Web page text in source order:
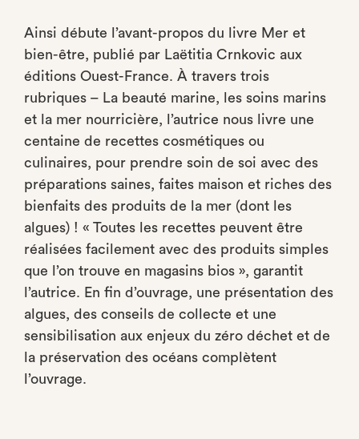
Ainsi débute l’avant-propos du livre Mer et
bien-être, publié par Laëtitia Crnkovic aux
éditions Ouest-France. À travers trois
rubriques – La beauté marine, les soins marins
et la mer nourricière, l’autrice nous livre une
centaine de recettes cosmétiques ou
culinaires, pour prendre soin de soi avec des
préparations saines, faites maison et riches des
bienfaits des produits de la mer (dont les
algues) ! « Toutes les recettes peuvent être
réalisées facilement avec des produits simples
que l’on trouve en magasins bios », garantit
l’autrice. En fin d’ouvrage, une présentation des
algues, des conseils de collecte et une
sensibilisation aux enjeux du zéro déchet et de
la préservation des océans complètent
l’ouvrage.